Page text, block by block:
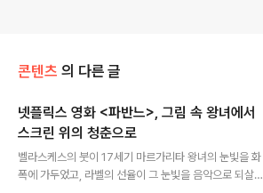
콘텐츠 의 다른 글
넷플릭스 영화 <파반느>, 그림 속 왕녀에서
스크린 위의 청춘으로
벨라스케스의 붓이 17세기 마르가리타 왕녀의 눈빛을 화
폭에 가두었고, 라벨의 선율이 그 눈빛을 음악으로 되살렸